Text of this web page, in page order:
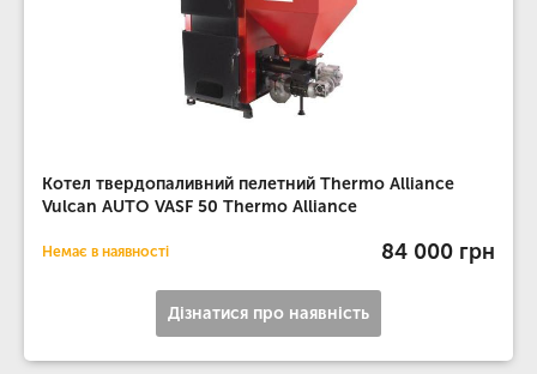
Котел твердопаливний пелетний Thermo Alliance
Vulcan AUTO VASF 50 Thermo Alliance
Немає в наявності 84 000 грн
Дізнатися про наявність